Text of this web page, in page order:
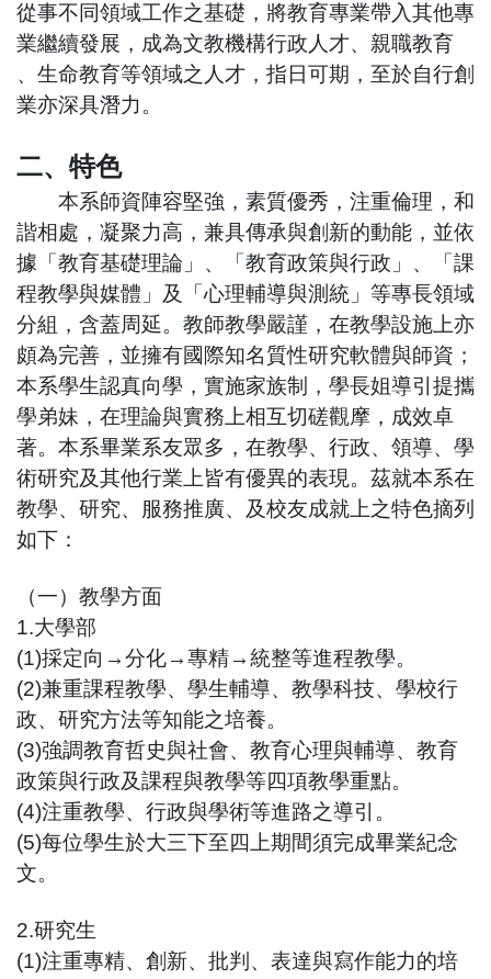
從事不同領域工作之基礎，將教育專業帶入其他專
業繼續發展，成為文教機構行政人才、親職教育
、生命教育等領域之人才，指日可期，至於自行創
業亦深具潛力。
二、特色
本系師資陣容堅強，素質優秀，注重倫理，和
諧相處，凝聚力高，兼具傳承與創新的動能，並依
據「教育基礎理論」、「教育政策與行政」、「課
程教學與媒體」及「心理輔導與測統」等專長領域
分組，含蓋周延。教師教學嚴謹，在教學設施上亦
頗為完善，並擁有國際知名質性研究軟體與師資；
本系學生認真向學，實施家族制，學長姐導引提攜
學弟妹，在理論與實務上相互切磋觀摩，成效卓
著。本系畢業系友眾多，在教學、行政、領導、學
術研究及其他行業上皆有優異的表現。茲就本系在
教學、研究、服務推廣、及校友成就上之特色摘列
如下：
（一）教學方面
1.大學部
(1)採定向→分化→專精→統整等進程教學。
(2)兼重課程教學、學生輔導、教學科技、學校行
政、研究方法等知能之培養。
(3)強調教育哲史與社會、教育心理與輔導、教育
政策與行政及課程與教學等四項教學重點。
(4)注重教學、行政與學術等進路之導引。
(5)每位學生於大三下至四上期間須完成畢業紀念
文。
2.研究生
(1)注重專精、創新、批判、表達與寫作能力的培